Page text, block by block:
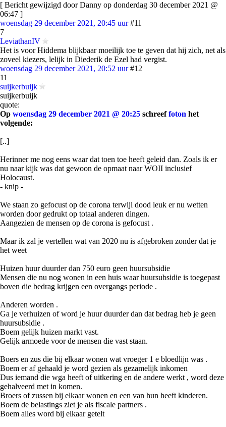
[ Bericht gewijzigd door Danny op donderdag 30 december 2021 @
06:47 ]
woensdag 29 december 2021, 20:45 uur #11
7
LeviathanIV
Het is voor Hiddema blijkbaar moeilijk toe te geven dat hij zich, net als
zoveel kiezers, lelijk in Diederik de Ezel had vergist.
woensdag 29 december 2021, 20:52 uur #12
11
suijkerbuijk
suijkerbuijk
quote:
Op woensdag 29 december 2021 @ 20:25 schreeffoton het
volgende:
[..]
Herinner me nog eens waar dat toen toe heeft geleid dan. Zoals ik er
nu naar kijk was dat gewoon de opmaat naar WOII inclusief
Holocaust.
- knip -
We staan zo gefocust op de corona terwijl dood leuk er nu wetten
worden door gedrukt op totaal anderen dingen.
Aangezien de mensen op de corona is gefocust .
Maar ik zal je vertellen wat van 2020 nu is afgebroken zonder dat je
het weet
Huizen huur duurder dan 750 euro geen huursubsidie
Mensen die nu nog wonen in een huis waar huursubsidie is toegepast
boven die bedrag krijgen een overgangs periode .
Anderen worden .
Ga je verhuizen of word je huur duurder dan dat bedrag heb je geen
huursubsidie .
Boem gelijk huizen markt vast.
Gelijk armoede voor de mensen die vast staan.
Boers en zus die bij elkaar wonen wat vroeger 1 e bloedlijn was .
Boem er af gehaald je word gezien als gezamelijk inkomen
Dus iemand die wga heeft of uitkering en de andere werkt , word deze
gehalveerd met in komen.
Broers of zussen bij elkaar wonen en een van hun heeft kinderen.
Boem de belastings ziet je als fiscale partners .
Boem alles word bij elkaar getelt